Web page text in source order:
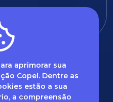
aprimorar sua
Copel. Dentre as
estão a sua
a compreensão